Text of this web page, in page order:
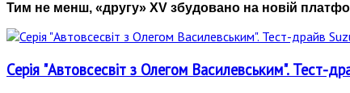
Тим не менш, «другу» XV збудовано на новій
Серія "Автовсесвіт з Олегом Василевським". Тест-